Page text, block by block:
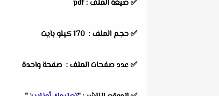
✅ صيغة الملف : pdf
✅ حجم الملف : 170 كيلو بايت
✅ عدد صفحات الملف : صفحة واحدة